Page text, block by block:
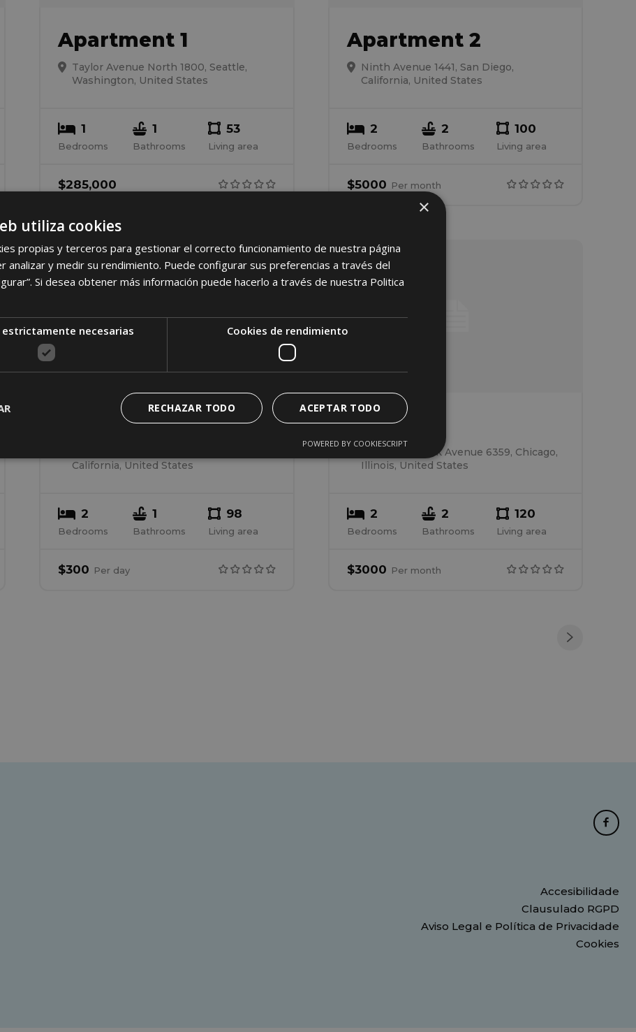
Apartment 1
Taylor Avenue North 1800, Seattle,
Washington, United States
1
Bedrooms
1
Bathrooms
53
Living area
$285,000
Apartment 2
Ninth Avenue 1441, San Diego,
California, United States
2
Bedrooms
2
Bathrooms
100
Living area
$5000 Per month
House 3
California, United States
2
Bedrooms
1
Bathrooms
98
Living area
$300 Per day
House 4
South Kilpatrick Avenue 6359, Chicago,
Illinois, United States
2
Bedrooms
2
Bathrooms
120
Living area
$3000 Per month
Accesibilidade
Clausulado RGPD
Aviso Legal e Política de Privacidade
Cookies
×
utiliza cookies
propias y terceros para gestionar el correcto funcionamiento de nuestra página
analizar y medir su rendimiento. Puede configurar sus preferencias a través del
Si desea obtener más información puede hacerlo a través de nuestra Politica
estrictamente necesarias Cookies de rendimiento
ACEPTAR TODO
RECHAZAR TODO
POWERED BY COOKIESCRIPT